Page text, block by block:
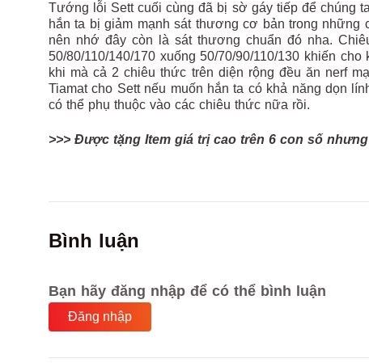
Tướng lỗi Sett cuối cùng đã bị sờ gáy tiếp để chúng
hắn ta bị giảm mạnh sát thương cơ bản trong những
nên nhớ đây còn là sát thương chuẩn đó nha.
50/80/110/140/170 xuống 50/70/90/110/130 khiến
khi mà cả 2 chiêu thức trên diện rộng đều ăn nerf
Tiamat cho Sett nếu muốn hắn ta có khả năng dọn
có thể phụ thuộc vào các chiêu thức nữa rồi.
>>> Được tặng Item giá trị cao trên 6 con số
Bình luận
Bạn hãy đăng nhập để có thể bình luận
Đăng nhập